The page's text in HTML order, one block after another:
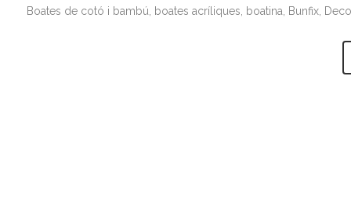
Boates de cotó i bambú, boates acríliques, boatina, Bunfix,